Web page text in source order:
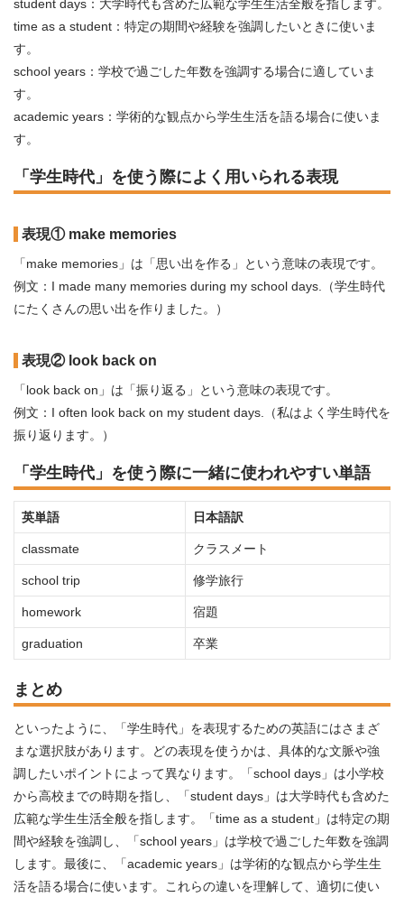
student days：大学時代も含めた広範な学生生活全般を指します。
time as a student：特定の期間や経験を強調したいときに使いま
す。
school years：学校で過ごした年数を強調する場合に適していま
す。
academic years：学術的な観点から学生生活を語る場合に使いま
す。
「学生時代」を使う際によく用いられる表現
表現① make memories
「make memories」は「思い出を作る」という意味の表現です。
例文：I made many memories during my school days.（学生時代
にたくさんの思い出を作りました。）
表現② look back on
「look back on」は「振り返る」という意味の表現です。
例文：I often look back on my student days.（私はよく学生時代を
振り返ります。）
「学生時代」を使う際に一緒に使われやすい単語
英単語 日本語訳
classmate クラスメート
school trip 修学旅行
homework 宿題
graduation 卒業
まとめ
といったように、「学生時代」を表現するための英語にはさまざ
まな選択肢があります。どの表現を使うかは、具体的な文脈や強
調したいポイントによって異なります。「school days」は小学校
から高校までの時期を指し、「student days」は大学時代も含めた
広範な学生生活全般を指します。「time as a student」は特定の期
間や経験を強調し、「school years」は学校で過ごした年数を強調
します。最後に、「academic years」は学術的な観点から学生生
活を語る場合に使います。これらの違いを理解して、適切に使い